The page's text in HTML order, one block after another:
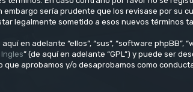
sería prudente que los revisase por su
legalmente sometido a esos nuevos términos
en adelante “ellos”, “sus”, “software phpBB”,
” (de aquí en adelante “GPL”) y puede ser
aprobamos y/o desaprobamos como